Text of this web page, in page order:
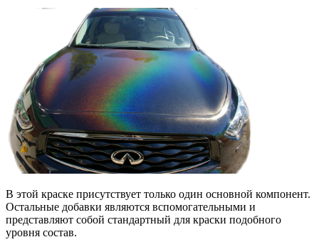
В этой краске присутствует только один основной компонент.
Остальные добавки являются вспомогательными и
представляют собой стандартный для краски подобного
уровня состав.